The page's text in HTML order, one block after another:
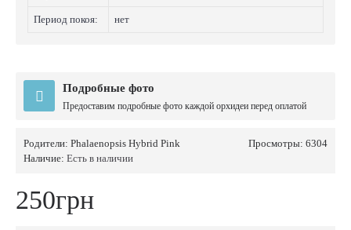
Период покоя: нет
Подробные фото
Предоставим подробные фото каждой орхидеи перед оплатой
Просмотры: 6304
Родители: Phalaenopsis Hybrid Pink
Наличие: Есть в наличии
250грн